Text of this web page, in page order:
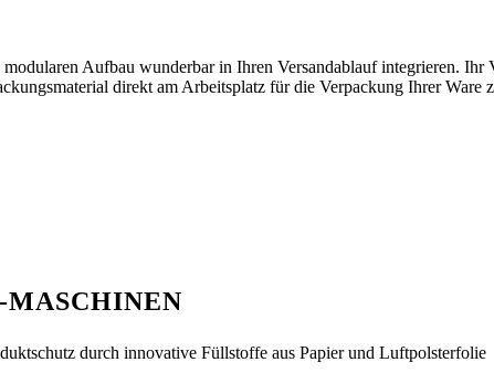
Aufbau wunderbar in Ihren Versandablauf integrieren.
direkt am Arbeitsplatz für die Verpackung Ihrer
MASCHINEN
durch innovative Füllstoffe aus Papier und Luftpolsterfolie